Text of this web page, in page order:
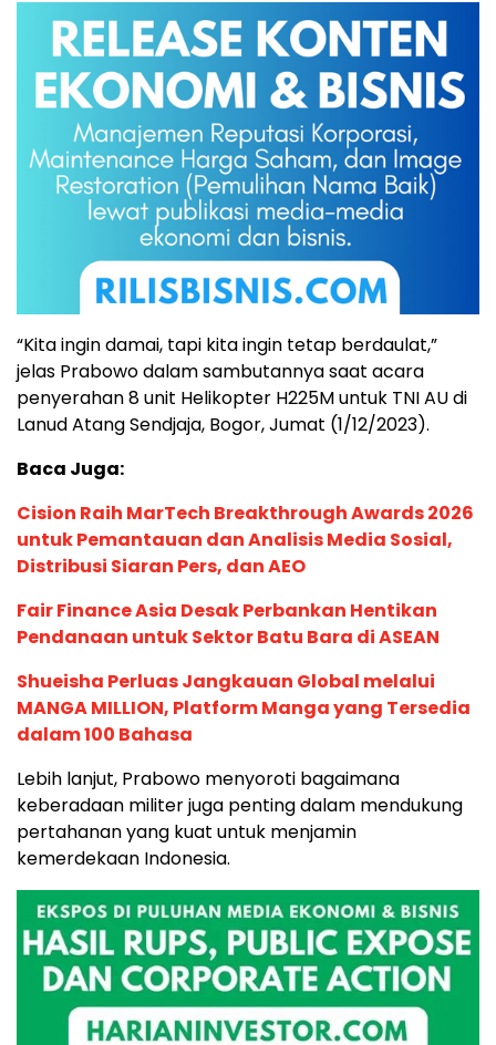
“Kita ingin damai, tapi kita ingin tetap berdaulat,”
jelas Prabowo dalam sambutannya saat acara
penyerahan 8 unit Helikopter H225M untuk TNI AU di
Lanud Atang Sendjaja, Bogor, Jumat (1/12/2023).
Baca Juga:
Cision Raih MarTech Breakthrough Awards 2026
untuk Pemantauan dan Analisis Media Sosial,
Distribusi Siaran Pers, dan AEO
Fair Finance Asia Desak Perbankan Hentikan
Pendanaan untuk Sektor Batu Bara di ASEAN
Shueisha Perluas Jangkauan Global melalui
MANGA MILLION, Platform Manga yang Tersedia
dalam 100 Bahasa
Lebih lanjut, Prabowo menyoroti bagaimana
keberadaan militer juga penting dalam mendukung
pertahanan yang kuat untuk menjamin
kemerdekaan Indonesia.